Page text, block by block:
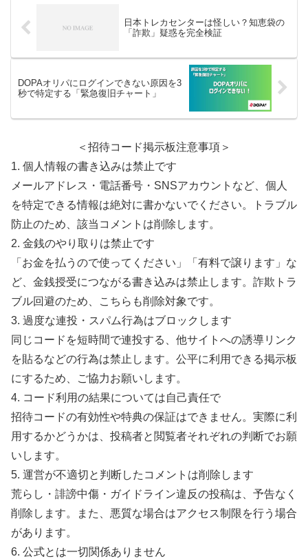
日本トレカセンターは怪しい？知恵袋の
「詐欺」疑惑を完全検証
DOPAオリパにログインできない原因を3
秒で特定する「緊急復旧チャート」
＜招待コード掲示板注意事項＞
1. 個人情報の書き込みは禁止です
メールアドレス・電話番号・SNSアカウントなど、個人
を特定できる情報は絶対に書かないでください。トラブル
防止のため、該当コメントは削除します。
2. 金銭のやり取りは禁止です
「お金を払うので使ってください」「有料で譲ります」な
ど、金銭授受につながる書き込みは禁止します。詐欺トラ
ブル回避のため、こちらも削除対象です。
3. 過度な連投・スパム行為はブロックします
同じコードを短時間で連投する、他サイトへの誘導リンク
を貼るなどの行為は禁止します。公平に利用できる掲示板
にするため、ご協力お願いします。
4. コード利用の結果については自己責任で
招待コードの有効性や特典の保証はできません。実際に利
用するかどうかは、投稿者と閲覧者それぞれの判断でお願
いします。
5. 運営が不適切と判断したコメントは削除します
荒らし・誹謗中傷・ガイドライン違反の投稿は、予告なく
削除します。また、悪質な場合はアクセス制限を行う場合
があります。
6. 公式とは一切関係ありません